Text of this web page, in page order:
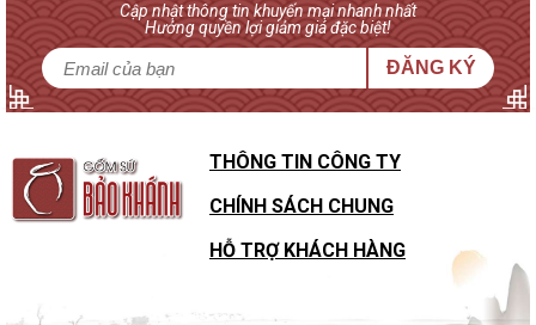
Cập nhật thông tin khuyến mại nhanh nhất
Hưởng quyền lợi giảm giá đặc biệt!
ĐĂNG KÝ
THÔNG TIN CÔNG TY
CHÍNH SÁCH CHUNG
HỖ TRỢ KHÁCH HÀNG